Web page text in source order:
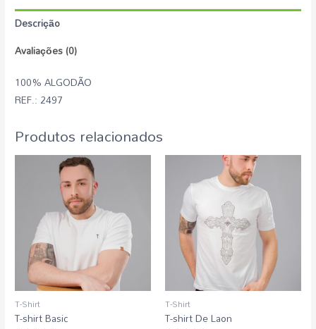
Descrição
Avaliações (0)
100% ALGODÃO
REF.: 2497
Produtos relacionados
T-Shirt
T-shirt Basic
T-Shirt
T-shirt De Laon